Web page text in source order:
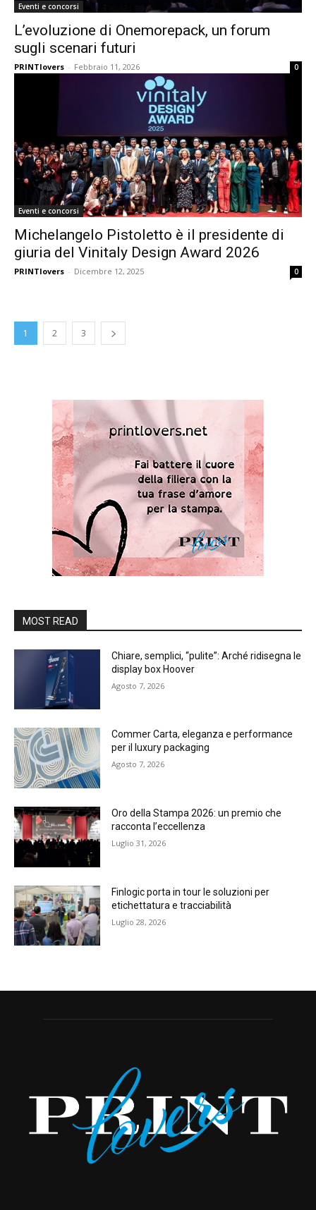
Eventi e concorsi
L’evoluzione di Onemorepack, un forum
sugli scenari futuri
PRINTlovers - Febbraio 11, 2026 0
Eventi e concorsi
Michelangelo Pistoletto è il presidente di
giuria del Vinitaly Design Award 2026
PRINTlovers - Dicembre 12, 2025 0
1 2 3
MOST READ
Chiare, semplici, “pulite”: Arché ridisegna le
display box Hoover
Agosto 7, 2026
Commer Carta, eleganza e performance
per il luxury packaging
Agosto 7, 2026
Oro della Stampa 2026: un premio che
racconta l’eccellenza
Luglio 31, 2026
Finlogic porta in tour le soluzioni per
etichettatura e tracciabilità
Luglio 28, 2026